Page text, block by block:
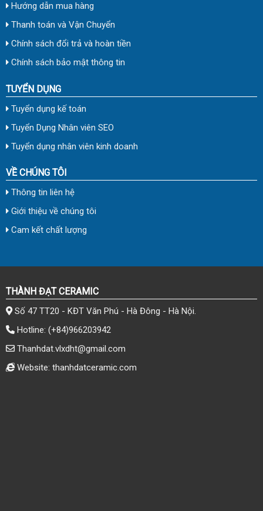
Hướng dẫn mua hàng
Thanh toán và Vận Chuyển
Chính sách đổi trả và hoàn tiền
Chính sách bảo mật thông tin
TUYỂN DỤNG
Tuyển dụng kế toán
Tuyển Dụng Nhân viên SEO
Tuyển dụng nhân viên kinh doanh
VỀ CHÚNG TÔI
Thông tin liên hệ
Giới thiệu về chúng tôi
Cam kết chất lượng
THÀNH ĐẠT CERAMIC
Số 47 TT20 - KĐT Văn Phú - Hà Đông - Hà Nội.
Hotline: (+84)966203942
Thanhdat.vlxdht@gmail.com
Website: thanhdatceramic.com